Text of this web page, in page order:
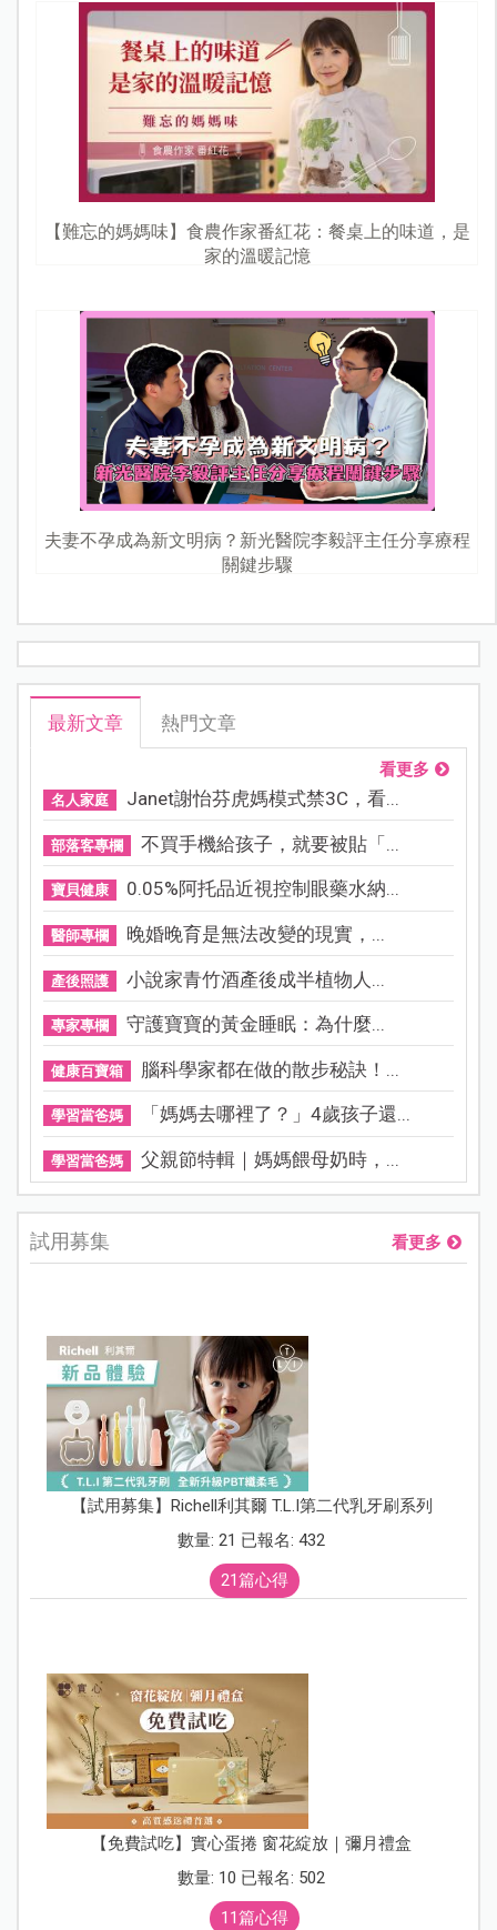
【難忘的媽媽味】食農作家番紅花：餐桌上的味道，是
家的溫暖記憶
夫妻不孕成為新文明病？新光醫院李毅評主任分享療程
關鍵步驟
最新文章 熱門文章
看更多
名人家庭 Janet謝怡芬虎媽模式禁3C，看...
部落客專欄 不買手機給孩子，就要被貼「...
寶貝健康 0.05%阿托品近視控制眼藥水納...
醫師專欄 晚婚晚育是無法改變的現實，...
產後照護 小說家青竹酒產後成半植物人...
專家專欄 守護寶寶的黃金睡眠：為什麼...
健康百寶箱 腦科學家都在做的散步秘訣！...
學習當爸媽 「媽媽去哪裡了？」4歲孩子還...
學習當爸媽 父親節特輯｜媽媽餵母奶時，...
試用募集 看更多
【試用募集】Richell利其爾 T.L.I第二代乳牙刷系列
數量: 21 已報名: 432
21篇心得
【免費試吃】實心蛋捲 窗花綻放｜彌月禮盒
數量: 10 已報名: 502
11篇心得